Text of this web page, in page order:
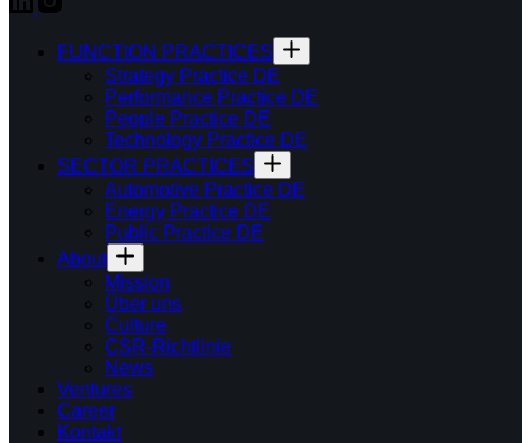
FUNCTION PRACTICES
Strategy Practice DE
Performance Practice DE
People Practice DE
Technology Practice DE
SECTOR PRACTICES
Automotive Practice DE
Energy Practice DE
Public Practice DE
About
Mission
Über uns
Culture
CSR-Richtlinie
News
Ventures
Career
Kontakt